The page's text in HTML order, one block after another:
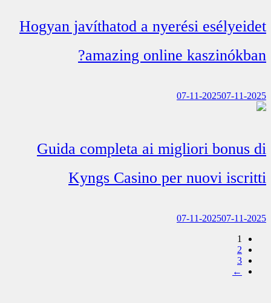
Hogyan javíthatod a nyerési esélyeidet
amazing online kaszinókban?
07-11-202507-11-2025
Guida completa ai migliori bonus di
Kyngs Casino per nuovi iscritti
07-11-202507-11-2025
1
2
3
←